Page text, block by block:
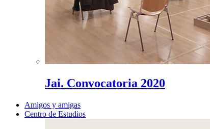
Jai. Convocatoria 2020
Amigos y amigas
Centro de Estudios